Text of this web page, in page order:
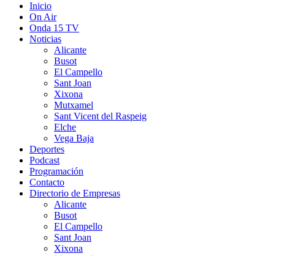
Inicio
On Air
Onda 15 TV
Noticias
Alicante
Busot
El Campello
Sant Joan
Xixona
Mutxamel
Sant Vicent del Raspeig
Elche
Vega Baja
Deportes
Podcast
Programación
Contacto
Directorio de Empresas
Alicante
Busot
El Campello
Sant Joan
Xixona